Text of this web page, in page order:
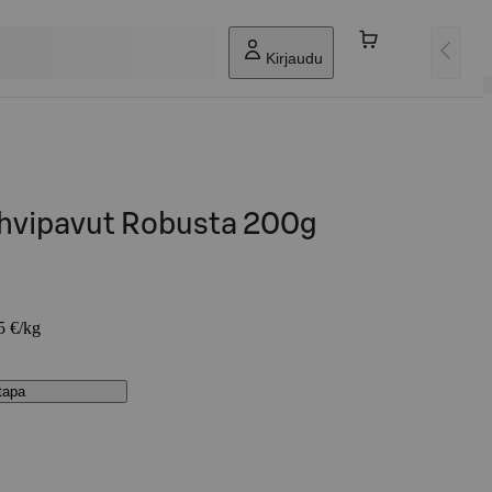
Kirjaudu
Robusta 200g
€/kg